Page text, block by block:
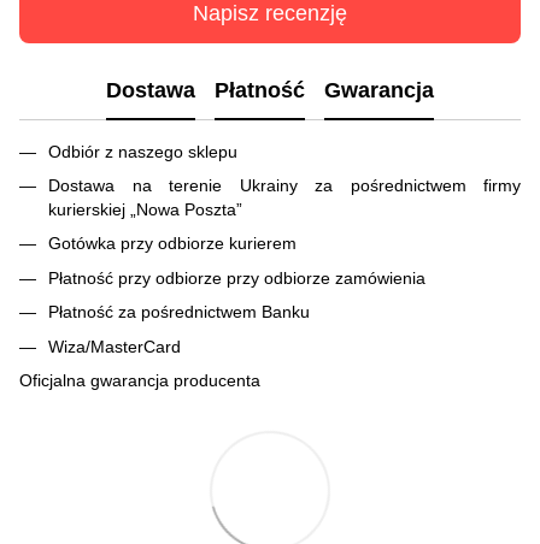
Napisz recenzję
Dostawa Płatność Gwarancja
Odbiór z naszego sklepu
Dostawa na terenie Ukrainy za pośrednictwem firmy
kurierskiej „Nowa Poszta”
Gotówka przy odbiorze kurierem
Płatność przy odbiorze przy odbiorze zamówienia
Płatność za pośrednictwem Banku
Wiza/MasterCard
Oficjalna gwarancja producenta